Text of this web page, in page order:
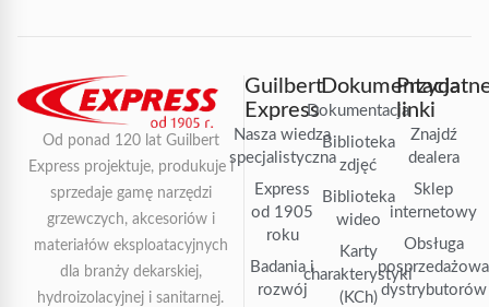
Od ponad 120 lat Guilbert
Express projektuje, produkuje i
sprzedaje gamę narzędzi
grzewczych, akcesoriów i
materiałów eksploatacyjnych
dla branży dekarskiej,
hydroizolacyjnej i sanitarnej.
Guilbert
Express
Nasza wiedza
specjalistyczna
Express
od 1905
roku
Badania i
rozwój
Dokumentacja
Dokumentacja
Biblioteka
zdjęć
Biblioteka
wideo
Karty
charakterystyki
(KCh)
linki
Znajdź
dealera
Sklep
internetowy
Obsługa
posprzedażowa
dystrybutorów